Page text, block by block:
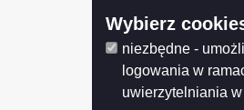
Wybierz
niezbędne -
logowania w
uwierzytelniania